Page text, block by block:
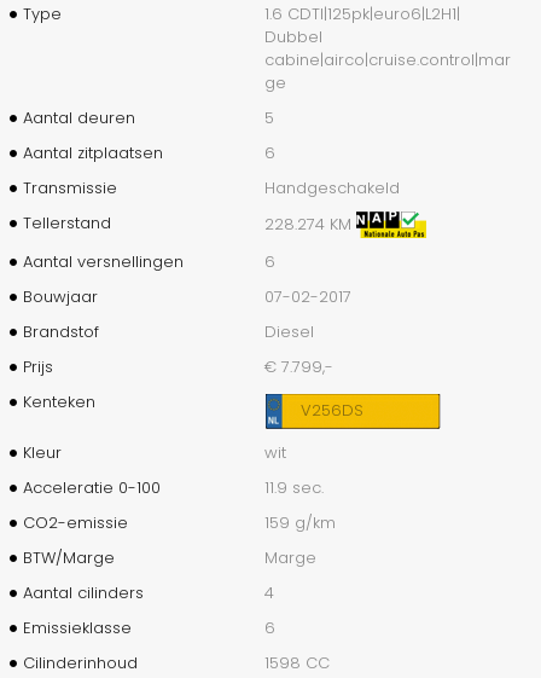
Type
1.6 CDTI|125pk|euro6|L2H1|
Dubbel
cabine|airco|cruise.control|mar
ge
Aantal deuren
5
Aantal zitplaatsen
6
Transmissie
Handgeschakeld
Tellerstand
228.274 KM
Aantal versnellingen
6
Bouwjaar
07-02-2017
Brandstof
Diesel
Prijs
€ 7.799,-
Kenteken
V256DS
Kleur
wit
Acceleratie 0-100
11.9 sec.
CO2-emissie
159 g/km
BTW/Marge
Marge
Aantal cilinders
4
Emissieklasse
6
Cilinderinhoud
1598 CC